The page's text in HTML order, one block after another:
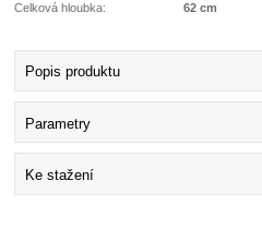
Celková hloubka:
62 cm
Popis produktu
Parametry
Ke stažení